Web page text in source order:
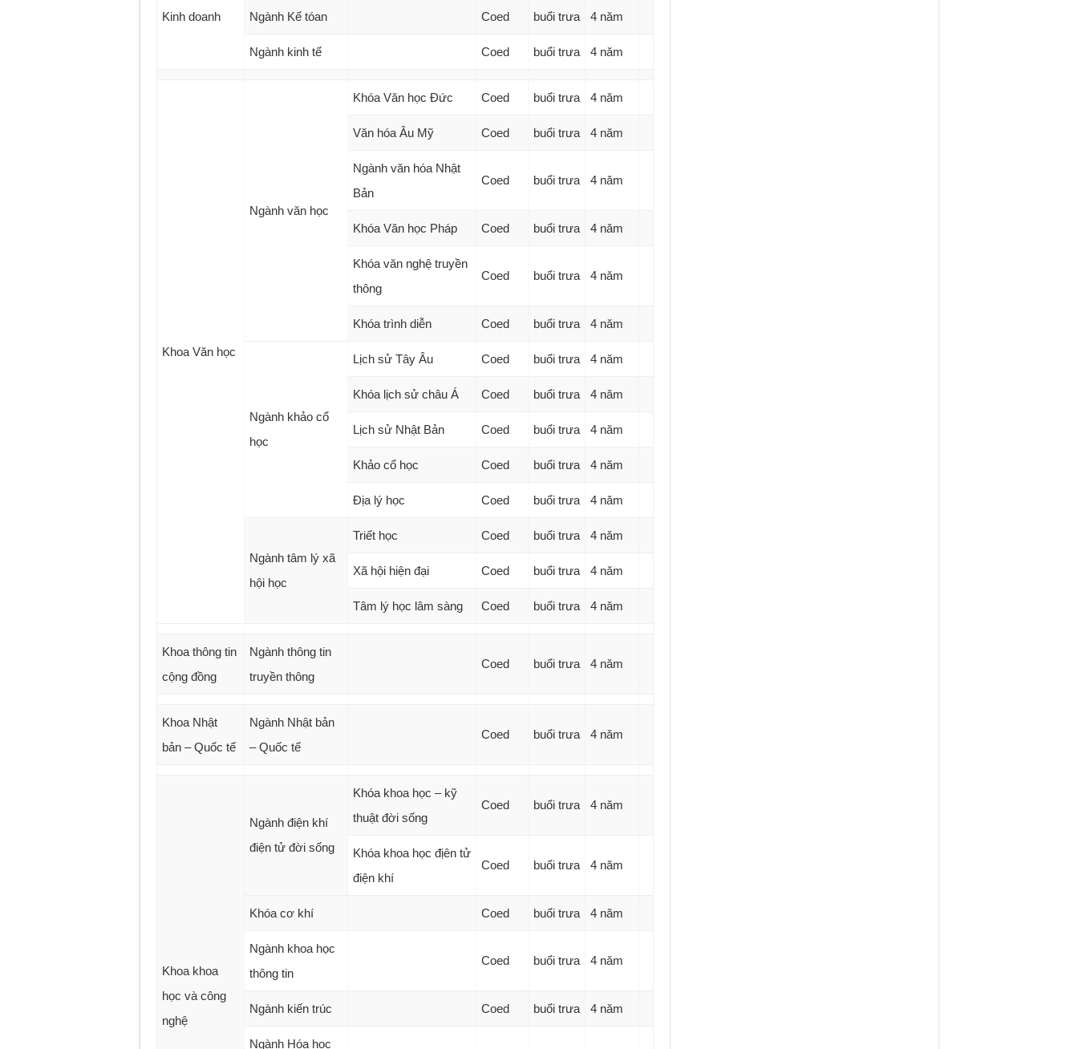
Kinh doanh
Ngành Kế tóan Coed buổi trưa 4 năm
Ngành kinh tế Coed buổi trưa 4 năm
Khoa Văn học
Ngành văn học
Khóa Văn học Đức Coed buổi trưa 4 năm
Văn hóa Âu Mỹ Coed buổi trưa 4 năm
Ngành văn hóa Nhật
Bản
Coed buổi trưa 4 năm
Khóa Văn học Pháp Coed buổi trưa 4 năm
Khóa văn nghệ truyền
thông
Coed buổi trưa 4 năm
Khóa trình diễn Coed buổi trưa 4 năm
Ngành khảo cổ
học
Lịch sử Tây Âu Coed buổi trưa 4 năm
Khóa lịch sử châu Á Coed buổi trưa 4 năm
Lịch sử Nhật Bản Coed buổi trưa 4 năm
Khảo cổ học Coed buổi trưa 4 năm
Địa lý học Coed buổi trưa 4 năm
Ngành tâm lý xã
hội học
Triết học Coed buổi trưa 4 năm
Xã hội hiện đại Coed buổi trưa 4 năm
Tâm lý học lâm sàng Coed buổi trưa 4 năm
Khoa thông tin
cộng đồng
Ngành thông tin
truyền thông
Coed buổi trưa 4 năm
Khoa Nhật
bản – Quốc tế
Ngành Nhật bản
– Quốc tế
Coed buổi trưa 4 năm
Khoa khoa
học và công
nghệ
Ngành điện khí
điện tử đời sống
Khóa khoa học – kỹ
thuật đời sống
Coed buổi trưa 4 năm
Khóa khoa học địên tử
điện khí
Coed buổi trưa 4 năm
Khóa cơ khí Coed buổi trưa 4 năm
Ngành khoa học
thông tin
Coed buổi trưa 4 năm
Ngành kiến trúc Coed buổi trưa 4 năm
Ngành Hóa học